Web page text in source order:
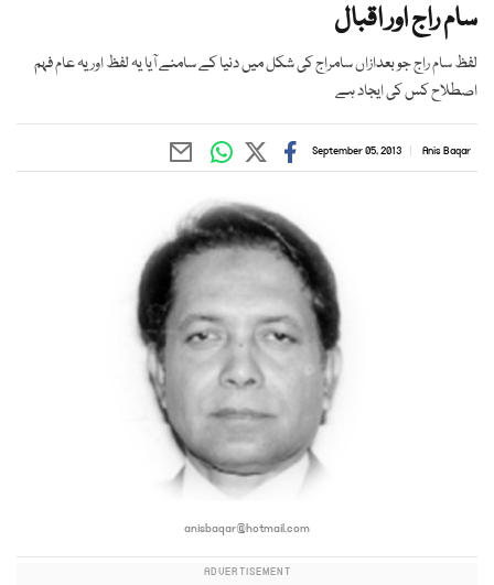
سام راج اور اقبال
لفظ سام راج جو بعدازاں سامراج کی شکل میں دنیا کے سامنے آیا یہ لفظ اور یہ عام فہم
اصطلاح کس کی ایجاد ہے
Anis Baqar
September 05, 2013
anisbaqar@hotmail.com